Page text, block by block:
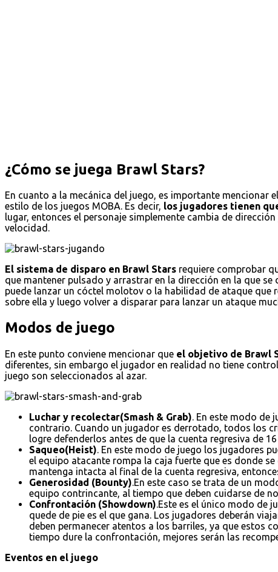
¿Cómo se juega Brawl Stars?
En cuanto a la mecánica del juego, es importante mencionar
estilo de los juegos MOBA. Es decir, los jugadores tienen
lugar, entonces el personaje simplemente cambia de
velocidad.
El sistema de disparo en Brawl Stars requiere comprobar
que mantener pulsado y arrastrar en la dirección en la que
puede lanzar un cóctel molotov o la habilidad de ataque que
sobre ella y luego volver a disparar para lanzar un ataque
Modos de juego
En este punto conviene mencionar que el objetivo de Brawl
diferentes, sin embargo el jugador en realidad no tiene
juego son seleccionados al azar.
Luchar y recolectar(Smash & Grab). En este modo de
contrario. Cuando un jugador es derrotado, todos los
logre defenderlos antes de que la cuenta regresiva de
Saqueo(Heist). En este modo de juego los jugadores
el equipo atacante rompa la caja fuerte que es donde
mantenga intacta al final de la cuenta regresiva,
Generosidad (Bounty).En este caso se trata de un
equipo contrincante, al tiempo que deben cuidarse de
Confrontación (Showdown).Este es el único modo de
quede de pie es el que gana. Los jugadores deberán
deben permanecer atentos a los barriles, ya que estos
tiempo dure la confrontación, mejores serán las
Eventos en el juego